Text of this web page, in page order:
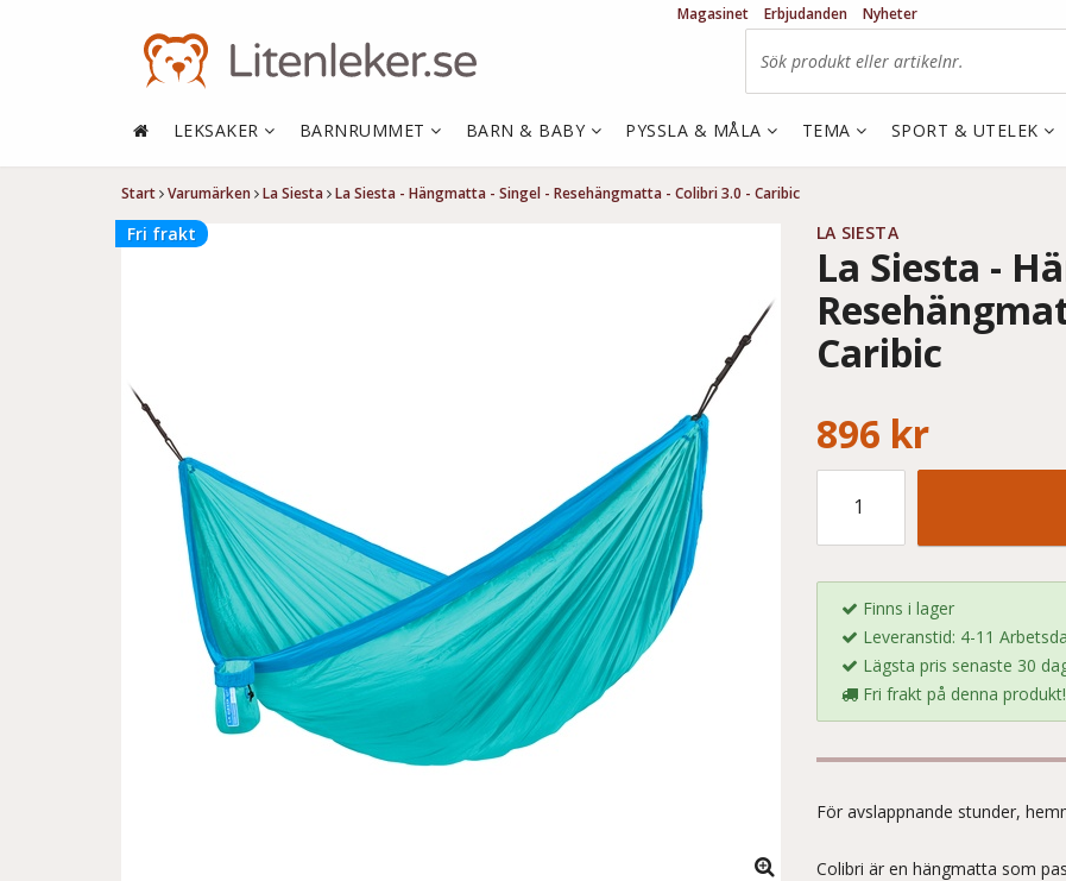
Start Varumärken La Siesta La Siesta - Hängmatta - Singel - Resehängmatta - Colibri 3.0 - Caribic
Fri frakt LA SIESTA
La Siesta -
Caribic
896 kr
Finns i lager
Leveranstid: 4-11
Lägsta pris senaste 30
Fri frakt på denna produkt!
För avslappnande stunder,
Colibri är en hängmatta som
Magasinet Erbjudanden
Nyheter
LEKSAKER BARNRUMMET BARN & BABY PYSSLA & MÅLA TEMA SPORT & UTELEK